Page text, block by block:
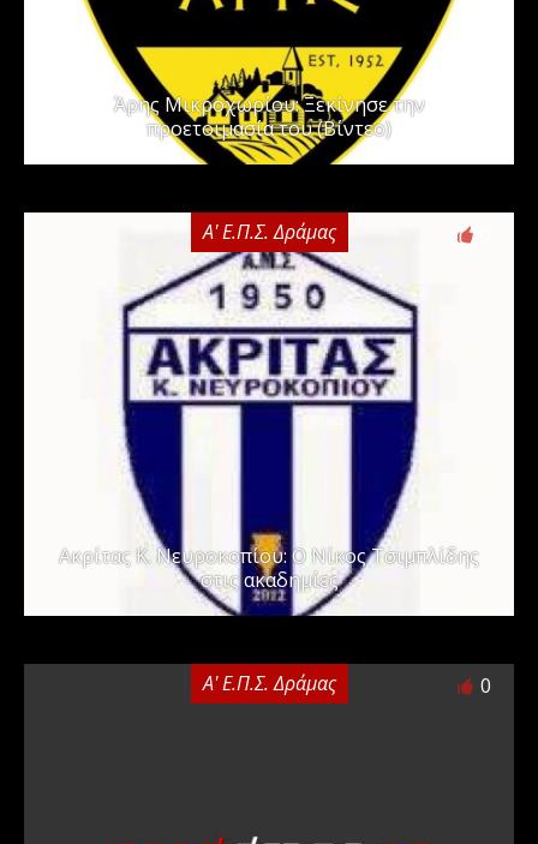
Άρης Μικροχωρίου: Ξεκίνησε την
προετοιμασία του (Βίντεο)
Α' Ε.Π.Σ. Δράμας
Ακρίτας Κ. Νευροκοπίου: Ο Νίκος Τσιμπλίδης
στις ακαδημίες
Α' Ε.Π.Σ. Δράμας 0